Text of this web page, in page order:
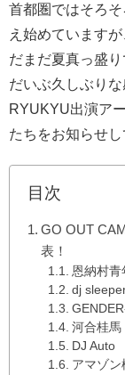
首都圏ではそろ
え始めています
だまだ夏真っ盛り
だいぶ久しぶり
RYUKYU出演ア
たちをお知らせし
目次
GO OUT
表！
恩納村青
dj
河合桂馬
DJ Auto
アマゾン